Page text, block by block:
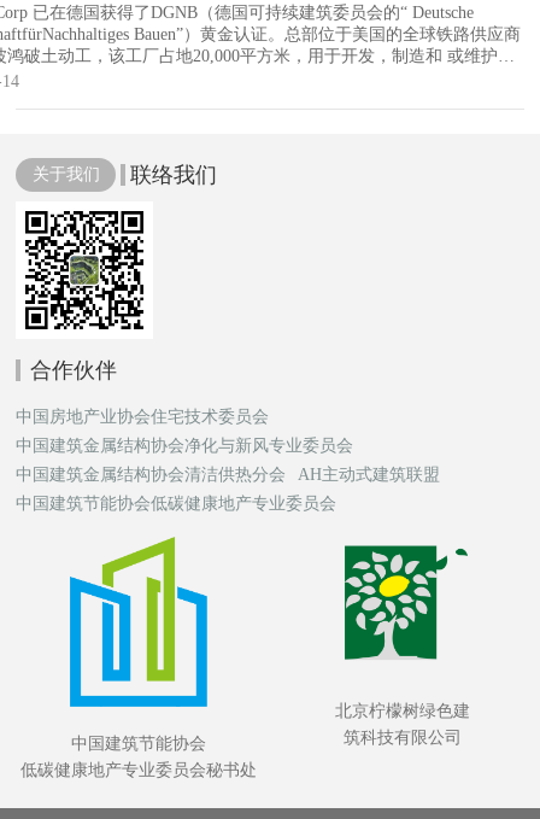
已在德国获得了DGNB（德国可持续建筑委员会的“ Deutsche
Bauen”）黄金认证。总部位于美国的全球铁路供应商
鸿破土动工，该工厂占地20,000平方米，用于开发，制造和 或维护运
制动器和联轴器。该工厂被称为“绿色和最先进”，将于2020年第三季
关于我们 联络我们
合作伙伴
中国房地产业协会住宅技术委员会
中国建筑金属结构协会净化与新风专业委员会
中国建筑金属结构协会清洁供热分会
AH主动式建筑联盟
中国建筑节能协会低碳健康地产专业委员会
北京柠檬树绿色建
筑科技有限公司
中国建筑节能协会
低碳健康地产专业委员会秘书处